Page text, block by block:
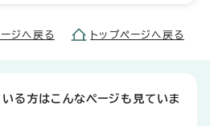
ジへ戻る トップページへ戻る
る方はこんなページも見ていま